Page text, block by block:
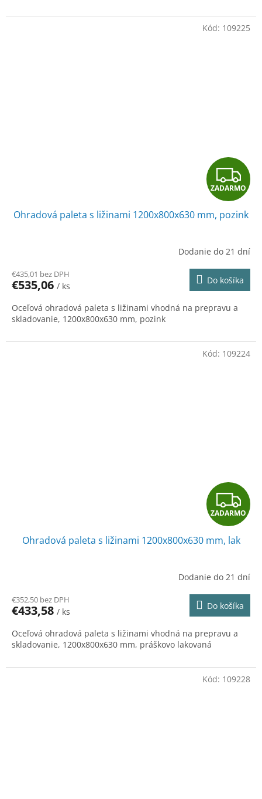
Z
A
D
A
R
M
ZADARMO
Ohradová paleta s ližinami 1200x800x630 mm, pozink
Dodanie do 21 dní
€435,01 bez DPH
€535,06 / ks
Do košíka
Oceľová ohradová paleta s ližinami vhodná na prepravu a
skladovanie, 1200x800x630 mm, pozink
Kód: 109225
Z
A
D
A
R
M
ZADARMO
Ohradová paleta s ližinami 1200x800x630 mm, lak
Dodanie do 21 dní
€352,50 bez DPH
€433,58 / ks
Do košíka
Oceľová ohradová paleta s ližinami vhodná na prepravu a
skladovanie, 1200x800x630 mm, práškovo lakovaná
Kód: 109224
Kód: 109228